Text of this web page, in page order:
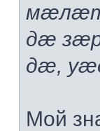
дæ
дæ,
Мой